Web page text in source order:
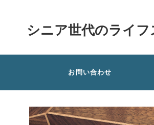
シニア世代のライ
お問い合わせ